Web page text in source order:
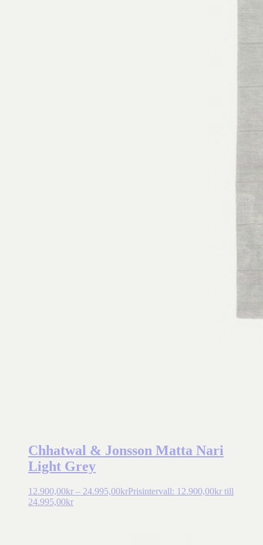
Chhatwal & Jonsson Matta Nari
Light Grey
12.900,00kr – 24.995,00krPrisintervall: 12.900,00kr till
24.995,00kr